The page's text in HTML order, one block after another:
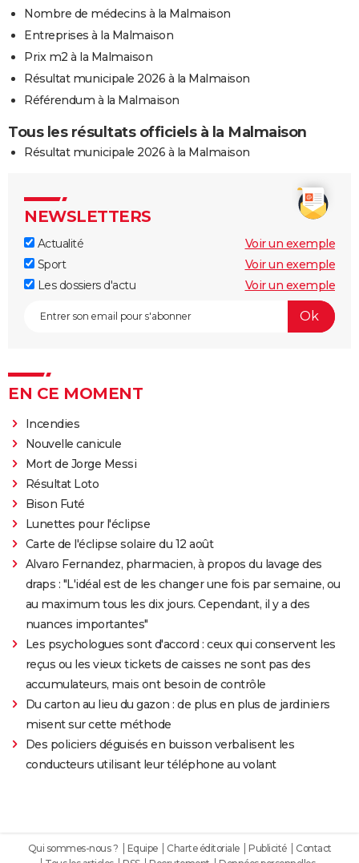
Nombre de médecins à la Malmaison
Entreprises à la Malmaison
Prix m2 à la Malmaison
Résultat municipale 2026 à la Malmaison
Référendum à la Malmaison
Tous les résultats officiels à la Malmaison
Résultat municipale 2026 à la Malmaison
NEWSLETTERS
Actualité
Voir un exemple
Sport
Voir un exemple
Les dossiers d'actu
Voir un exemple
EN CE MOMENT
Incendies
Nouvelle canicule
Mort de Jorge Messi
Résultat Loto
Bison Futé
Lunettes pour l'éclipse
Carte de l'éclipse solaire du 12 août
Alvaro Fernandez, pharmacien, à propos du lavage des
draps : "L'idéal est de les changer une fois par semaine, ou
au maximum tous les dix jours. Cependant, il y a des
nuances importantes"
Les psychologues sont d'accord : ceux qui conservent les
reçus ou les vieux tickets de caisses ne sont pas des
accumulateurs, mais ont besoin de contrôle
Du carton au lieu du gazon : de plus en plus de jardiniers
misent sur cette méthode
Des policiers déguisés en buisson verbalisent les
conducteurs utilisant leur téléphone au volant
Qui sommes-nous ? Equipe Charte éditoriale Publicité
Contact